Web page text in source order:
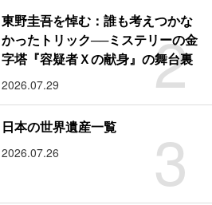
2
東野圭吾を悼む：誰も考えつかな
かったトリック──ミステリーの金
字塔『容疑者Ｘの献身』の舞台裏
2026.07.29
3
日本の世界遺産一覧
2026.07.26